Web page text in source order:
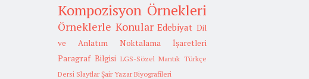
Kompozisyon Örnekleri
Örneklerle Konular Edebiyat Dil
ve Anlatım
Noktalama İşaretleri
Paragraf Bilgisi LGS-Sözel Mantık Türkçe
Dersi Slaytlar Şair Yazar Biyografileri